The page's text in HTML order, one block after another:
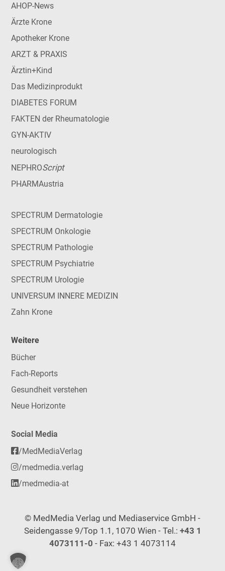
AHOP-News
Ärzte Krone
Apotheker Krone
ARZT & PRAXIS
Ärztin+Kind
Das Medizinprodukt
DIABETES FORUM
FAKTEN der Rheumatologie
GYN-AKTIV
neurologisch
NEPHROScript
PHARMAustria
SPECTRUM Dermatologie
SPECTRUM Onkologie
SPECTRUM Pathologie
SPECTRUM Psychiatrie
SPECTRUM Urologie
UNIVERSUM INNERE MEDIZIN
Zahn Krone
Weitere
Bücher
Fach-Reports
Gesundheit verstehen
Neue Horizonte
Social Media
/MedMediaVerlag
/medmedia.verlag
/medmedia-at
© MedMedia Verlag und Mediaservice GmbH -
Seidengasse 9/Top 1.1, 1070 Wien - Tel.: +43 1
4073111-0 - Fax: +43 1 4073114